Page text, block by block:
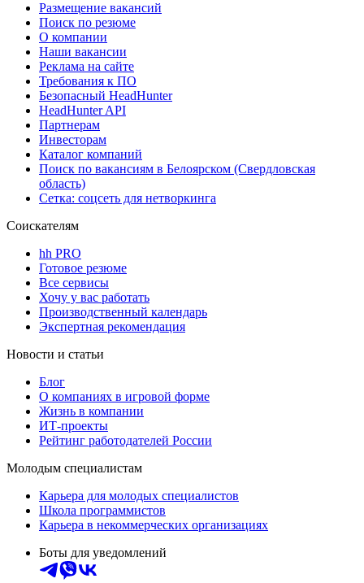
Размещение вакансий
Поиск по резюме
О компании
Наши вакансии
Реклама на сайте
Требования к ПО
Безопасный HeadHunter
HeadHunter API
Партнерам
Инвесторам
Каталог компаний
Поиск по вакансиям в Белоярском (Свердловская
область)
Сетка: соцсеть для нетворкинга
Соискателям
hh PRO
Готовое резюме
Все сервисы
Хочу у вас работать
Производственный календарь
Экспертная рекомендация
Новости и статьи
Блог
О компаниях в игровой форме
Жизнь в компании
ИТ-проекты
Рейтинг работодателей России
Молодым специалистам
Карьера для молодых специалистов
Школа программистов
Карьера в некоммерческих организациях
Боты для уведомлений